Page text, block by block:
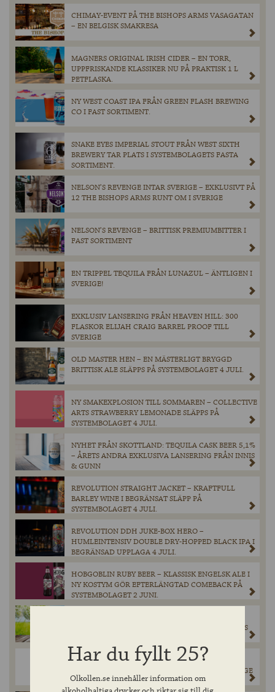
CHIMAY-EVENT PÅ THE BISHOPS ARMS VASAGATAN
– EN BELGISK SMAKRESA
MAGNERS ORIGINAL IRISH CIDER – EN TORR,
UPPFRISKANDE KLASSIKER NU PÅ PRAKTISK 1 L
PETFLASKA.
NY WEST COAST IPA FRÅN GREEN FLASH BREWING
CO I FAST SORTIMENT.
SNAKE EYES IMPERIAL STOUT FRÅN WEST SIXTH
BREWERY TAR PLATS I SYSTEMBOLAGETS FASTA
SORTIMENT.
NELSON’S REVENGE INTAR SVERIGE – EXKLUSIVT PÅ
12 THE BISHOPS ARMS RUNT OM I SVERIGE
NELSON’S REVENGE – BRITTISK PREMIUMBITTER I
FAST SORTIMENT
EN TRIPPEL TEQUILA FRÅN LUNAZUL – ÄNTLIGEN I
SVERIGE!
EXKLUSIV LANSERING FRÅN HEAVEN HILL: 300
FLASKOR ELIJAH CRAIG BARREL PROOF TILL
SVERIGE
OLD MASTER HEN – EN MÄSTERLIGT BRYGGD
BRITTISK ALE SLÄPPS PÅ SYSTEMBOLAGET 4 JULI.
NY SMAKEXPLOSION TILL SOMMAREN – COLLECTIVE
ARTS STRAWBERRY LEMONADE SLÄPPS PÅ
SYSTEMBOLAGET 4 JULI.
NYHET FRÅN SKOTTLAND: TEQUILA CASK BEER 5,1%
– ÅRETS ANDRA EXKLUSIVA LANSERING FRÅN INNIS
& GUNN
REVOLUTION STRAIGHT JACKET – KRAFTFULL
BARLEY WINE I BEGRÄNSAT SLÄPP PÅ
SYSTEMBOLAGET 4 JULI.
REVOLUTION DDH JUKE-BOX HERO –
HUMLEINTENSIV DOUBLE DRY-HOPPED BLACK IPA I
BEGRÄNSAD UPPLAGA 4 JULI.
HOBGOBLIN RUBY BEER – KLASSISK ENGELSK ALE I
NY KOSTYM GÖR EFTERLÄNGTAD COMEBACK PÅ
SYSTEMBOLAGET 2 JUNI.
PRISVÄRDA ZUBR GRADUS NU I SYSTEMBOLAGETS
BALBLAIR 12 YEARS OLD SINGLE MALT SCOTCH
WHISKY LANSERAS FÖR FÖRSTA GÅNGEN I SVERIGE
Har du fyllt 25?
Olkollen.se innehåller information om